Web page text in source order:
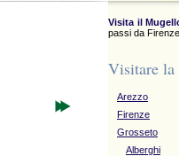
Visita il
passi da
Visitare la
Arezzo
Firenze
Grosseto
Alberghi